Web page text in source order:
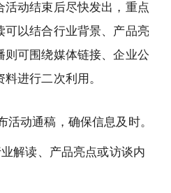
动结束后尽快发出，重点
可以结合行业背景、产品亮
则可围绕媒体链接、企业公
进行二次利用。
活动通稿，确保信息及时。
解读、产品亮点或访谈内